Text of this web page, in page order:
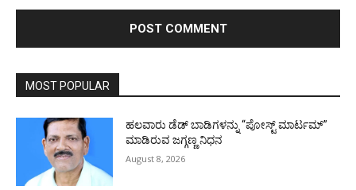
MOST POPULAR
ಹಲವಾರು ಡೆಡ್ ಬಾಡಿಗಳನ್ನು “ಪೋಸ್ಟ್ ಮಾರ್ಟಮ್”
ಮಾಡಿರುವ ಜಗ್ಗಣ್ಣ ನಿಧನ
August 8, 2026